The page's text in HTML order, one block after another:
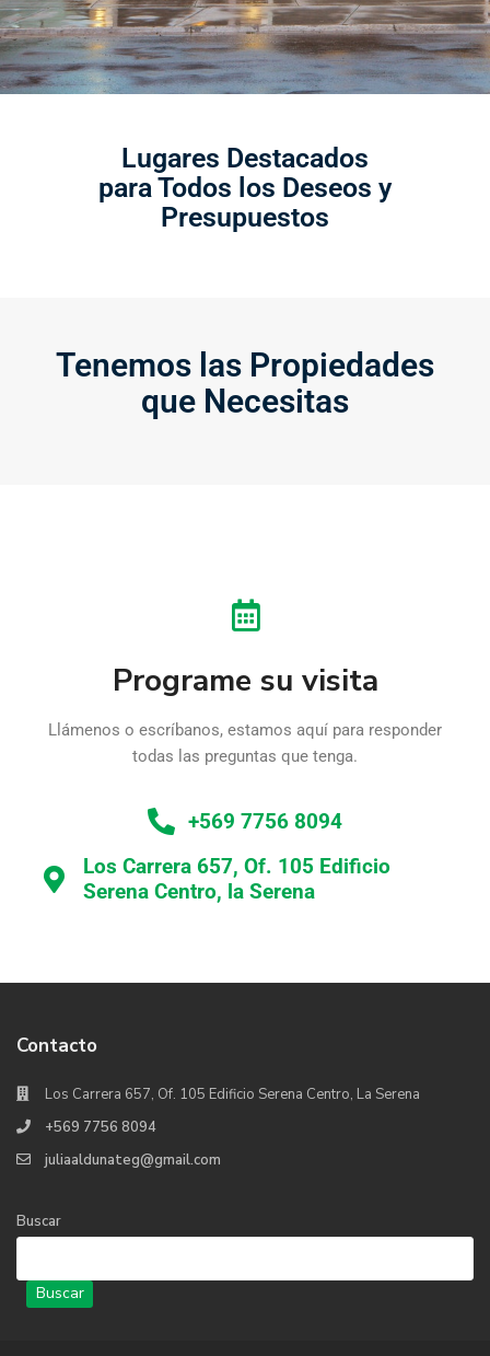
Lugares Destacados
para Todos los Deseos y
Presupuestos
Tenemos las Propiedades
que Necesitas
Programe su visita
Llámenos o escríbanos, estamos aquí para responder
todas las preguntas que tenga.
+569 7756 8094
Los Carrera 657, Of. 105 Edificio
Serena Centro, la Serena
Contacto
Los Carrera 657, Of. 105 Edificio Serena Centro, La Serena
+569 7756 8094
juliaaldunateg@gmail.com
Buscar
Buscar